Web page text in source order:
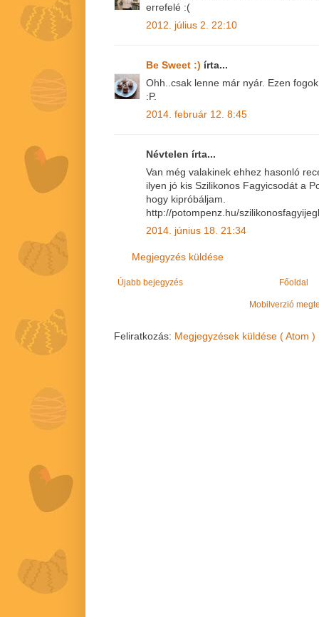
errefelé :(
2012. július 2. 22:10
Be Sweet :) írta...
Ohh..csak lenne már nyár. Ezen
:P.
2014. február 12. 8:45
Névtelen írta...
Van még valakinek ehhez hasonló
ilyen jó kis Szilikonos Fagyicsodát a
hogy kipróbáljam.
http://potompenz.hu/
2014. június 18. 21:34
Megjegyzés küldése
Újabb bejegyzés Főoldal
Mobilverzió
Feliratkozás: Megjegyzések küldése ( Atom )